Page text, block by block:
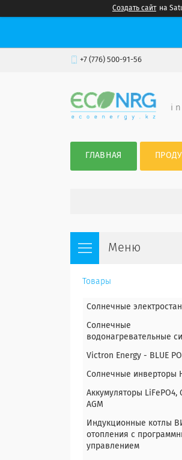
Создать сайт на
+7 (776) 500-91-56
i
ГЛАВНАЯ
Товары
Солнечные
Солнечные
водонагревательные
Victron Energy - BLUE
Солнечные инверторы
Аккумуляторы LiFePO4,
AGM
Индукционные котлы
отопления с
управлением